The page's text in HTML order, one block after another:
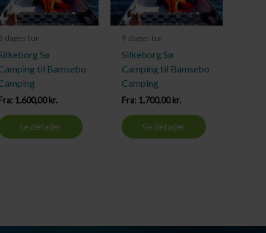
dages tur
Sø
til Bamsebo
1.600,00kr.
Se detaljer
9 dages tur
Silkeborg Sø
Camping til Bamsebo
Camping
Fra: 1.700,00kr.
Se detaljer